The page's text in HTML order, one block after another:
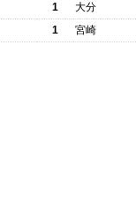
1
大分
1 宮崎